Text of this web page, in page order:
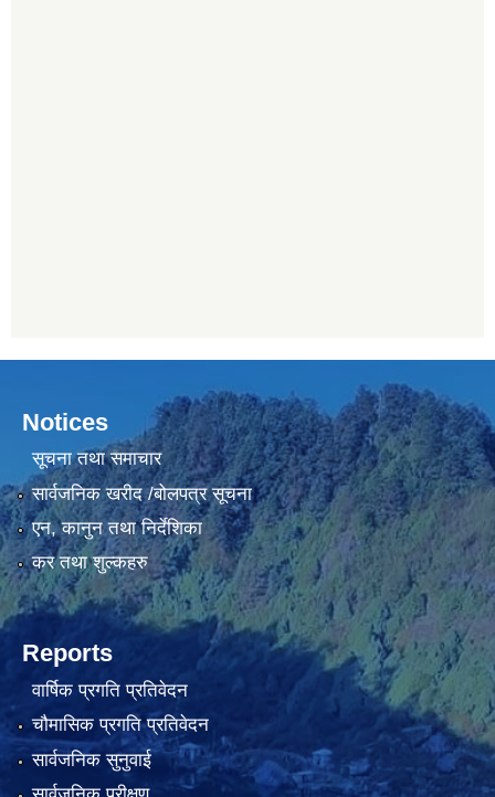
Notices
सूचना तथा समाचार
सार्वजनिक खरीद /बोलपत्र सूचना
एन, कानुन तथा निर्देशिका
कर तथा शुल्कहरु
Reports
वार्षिक प्रगति प्रतिवेदन
चौमासिक प्रगति प्रतिवेदन
सार्वजनिक सुनुवाई